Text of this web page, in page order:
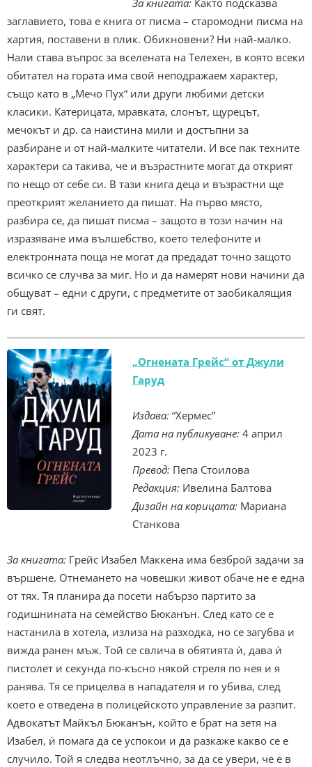
заглавието, това е книга от писма – старомодни писма на
хартия, поставени в плик. Обикновени? Ни най-малко.
Нали става въпрос за вселената на Телехен, в която всеки
обитател на гората има свой неподражаем характер,
също като в „Мечо Пух“ или други любими детски
класики. Катерицата, мравката, слонът, щурецът,
мечокът и др. са наистина мили и достъпни за
разбиране и от най-малките читатели. И все пак техните
характери са такива, че и възрастните могат да открият
по нещо от себе си. В тази книга деца и възрастни ще
преоткрият желанието да пишат. На първо място,
разбира се, да пишат писма – защото в този начин на
изразяване има вълшебство, което телефоните и
електронната поща не могат да предадат точно защото
всичко се случва за миг. Но и да намерят нови начини да
общуват – едни с други, с предметите от заобикалящия
ги свят.
„Огнената Грейс“ от Джули
Гаруд
Издава: “Хермес”
Дата на публикуване: 4 април
2023 г.
Превод: Пепа Стоилова
Редакция: Ивелина Балтова
Дизайн на корицата: Мариана
Станкова
За книгата: Грейс Изабел Маккена има безброй задачи за
вършене. Отнемането на човешки живот обаче не е една
от тях. Тя планира да посети набързо партито за
годишнината на семейство Бюканън. След като се е
настанила в хотела, излиза на разходка, но се загубва и
вижда ранен мъж. Той се свлича в обятията ѝ, дава ѝ
пистолет и секунда по-късно някой стреля по нея и я
ранява. Тя се прицелва в нападателя и го убива, след
което е отведена в полицейското управление за разпит.
Адвокатът Майкъл Бюканън, който е брат на зетя на
Изабел, ѝ помага да се успокои и да разкаже какво се е
случило. Той я следва неотлъчно, за да се увери, че е в